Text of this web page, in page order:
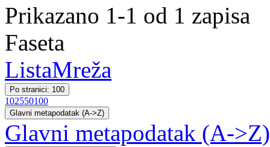
Prikazano 1-1 od 1 zapisa
Faseta
ListaMreža
Po stranici: 100
102550100
Glavni metapodatak (A->Z)
Glavni metapodatak (A->Z)